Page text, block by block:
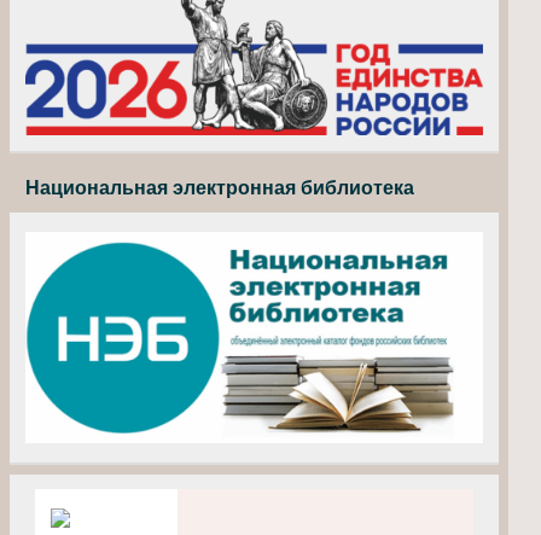
Национальная электронная библиотека